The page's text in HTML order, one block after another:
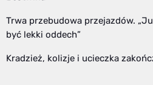
Trwa przebudowa przejazdów.
być lekki oddech”
Kradzież, kolizje i ucieczka